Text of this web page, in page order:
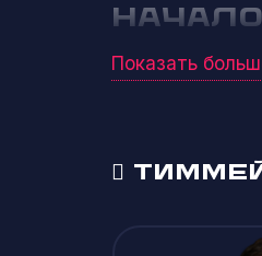
Отсчет
вошел в топ-3
Его
Показать